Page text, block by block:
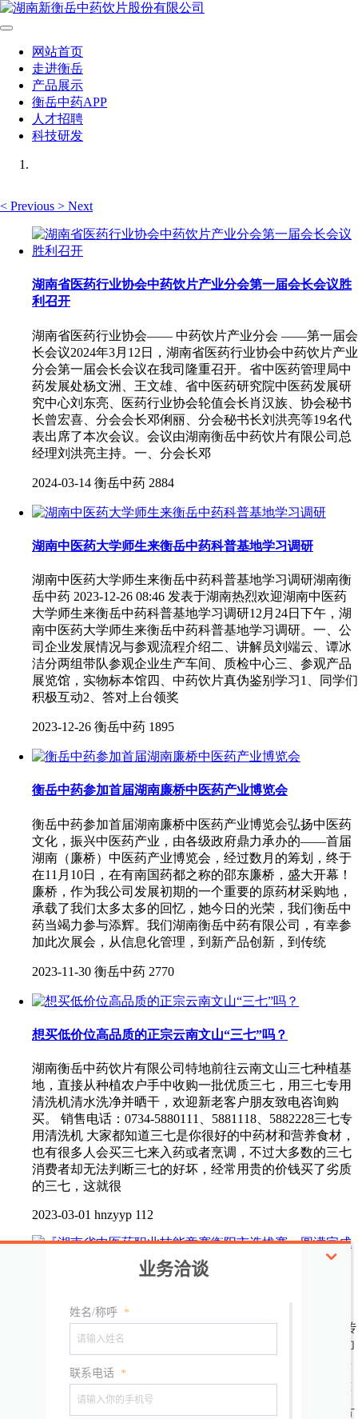
网站首页
走进衡岳
产品展示
衡岳中药APP
人才招聘
科技研发
< Previous > Next
湖南省医药行业协会中药饮片产业分会第一届会长会议胜
利召开
湖南省医药行业协会—— 中药饮片产业分会 ——第一届会
长会议2024年3月12日，湖南省医药行业协会中药饮片产业
分会第一届会长会议在我司隆重召开。省中医药管理局中
药发展处杨文洲、王文雄、省中医药研究院中医药发展研
究中心刘东亮、医药行业协会轮值会长肖汉族、协会秘书
长曾宏喜、分会会长邓俐丽、分会秘书长刘洪亮等19名代
表出席了本次会议。会议由湖南衡岳中药饮片有限公司总
经理刘洪亮主持。一、分会长邓
2024-03-14 衡岳中药 2884
湖南中医药大学师生来衡岳中药科普基地学习调研
湖南中医药大学师生来衡岳中药科普基地学习调研湖南衡
岳中药 2023-12-26 08:46 发表于湖南热烈欢迎湖南中医药
大学师生来衡岳中药科普基地学习调研12月24日下午，湖
南中医药大学师生来衡岳中药科普基地学习调研。一、公
司企业发展情况与参观流程介绍二、讲解员刘端云、谭冰
洁分两组带队参观企业生产车间、质检中心三、参观产品
展览馆，实物标本馆四、中药饮片真伪鉴别学习1、同学们
积极互动2、答对上台领奖
2023-12-26 衡岳中药 1895
衡岳中药参加首届湖南廉桥中医药产业博览会
衡岳中药参加首届湖南廉桥中医药产业博览会弘扬中医药
文化，振兴中医药产业，由各级政府鼎力承办的——首届
湖南（廉桥）中医药产业博览会，经过数月的筹划，终于
在11月10日，在有南国药都之称的邵东廉桥，盛大开幕！
廉桥，作为我公司发展初期的一个重要的原药材采购地，
承载了我们太多太多的回忆，她今日的光荣，我们衡岳中
药当竭力参与添辉。我们湖南衡岳中药有限公司，有幸参
加此次展会，从信息化管理，到新产品创新，到传统
2023-11-30 衡岳中药 2770
想买低价位高品质的正宗云南文山“三七”吗？
湖南衡岳中药饮片有限公司特地前往云南文山三七种植基
地，直接从种植农户手中收购一批优质三七，用三七专用
清洗机清水洗净并晒干，欢迎新老客户朋友致电咨询购
买。 销售电话：0734-5880111、5881118、5882228三七专
用清洗机 大家都知道三七是你很好的中药材和营养食材，
也有很多人会买三七来入药或者烹调，不过大多数的三七
消费者却无法判断三七的好坏，经常用贵的价钱买了劣质
的三七，这就很
2023-03-01 hnzyyp 112
『湖南省中医药职业技能竞赛衡阳市选拔赛』圆满完成
点击蓝字关注我们FOCUS ON US2022年9月22日至9月23
日『全省行业职业技能竞赛•第五届中医药职业技能中药传
统技能竞赛衡阳市选拔赛』 在湖南衡岳中药饮片公司成功
举办。开幕式01主办单位衡阳市市场监督管理局02承办单
位湖南衡岳中药饮片有限公司湖南天地恒一现代中药产业
有限公司03参赛单位1. 湖南衡岳中药饮片有限公司2. 湖南
天地恒一现代中药产业有限公司 3. 湖南省衡东县中药饮片